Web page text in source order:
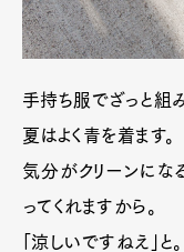
手持ち服でざっと組
夏はよく青を着ます。
気分がクリーンにな
ってくれますから。
「涼しいですねえ」と。